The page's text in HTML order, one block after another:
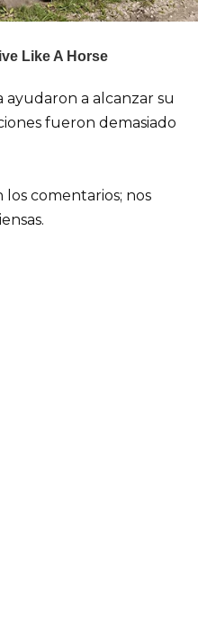
ayudaron a alcanzar su
fueron demasiado
comentarios; nos